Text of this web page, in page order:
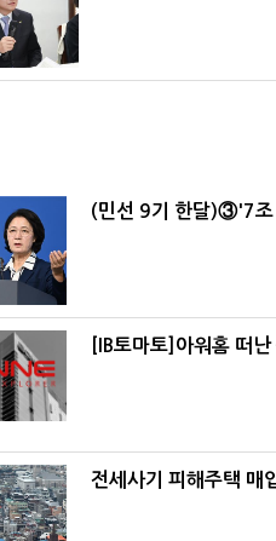
(민선 9기 한달)③'7조
[IB토마토]아워홈 떠
전세사기 피해주택